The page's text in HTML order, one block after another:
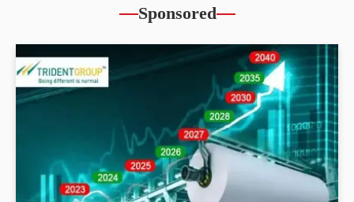
Sponsored